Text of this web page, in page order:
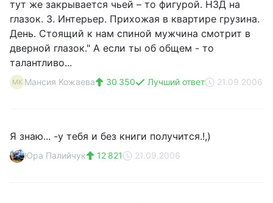
тут же закрывается чьей – то фигурой. НЗД на
глазок. 3. Интерьер. Прихожая в квартире грузина.
День. Стоящий к нам спиной мужчина смотрит в
дверной глазок." А если ты об общем - то
талантливо...
МК Мансия Кожаева 30 350 Лучший ответ 21.09.2006
Я знаю... -у тебя и без книги получится.!,)
Юра Палийчук 12 821 21.09.2006